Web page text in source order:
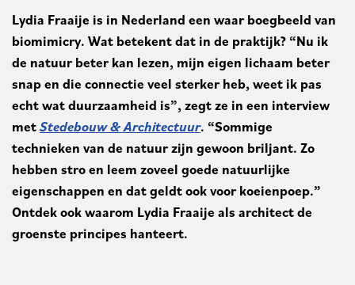
Lydia Fraaije is in Nederland een waar boegbeeld van
biomimicry. Wat betekent dat in de praktijk? “Nu ik
de natuur beter kan lezen, mijn eigen lichaam beter
snap en die connectie veel sterker heb, weet ik pas
echt wat duurzaamheid is”, zegt ze in een interview
metStedebouw & Architectuur. “Sommige
technieken van de natuur zijn gewoon briljant. Zo
hebben stro en leem zoveel goede natuurlijke
eigenschappen en dat geldt ook voor koeienpoep.”
Ontdek ook waarom Lydia Fraaije als architect de
groenste principes hanteert.